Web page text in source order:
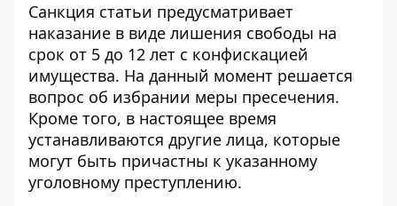
Санкция статьи предусматривает
наказание в виде лишения свободы на
срок от 5 до 12 лет с конфискацией
имущества. На данный момент решается
вопрос об избрании меры пресечения.
Кроме того, в настоящее время
устанавливаются другие лица, которые
могут быть причастны к указанному
уголовному преступлению.